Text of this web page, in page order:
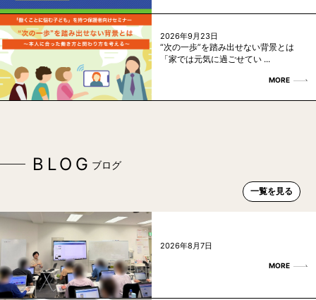
2026年9月23日
“次の一歩”を踏み出せない背景とは
「家では元気に過ごせてい ...
MORE
BLOG ブログ
一覧を見る
2026年8月7日
MORE